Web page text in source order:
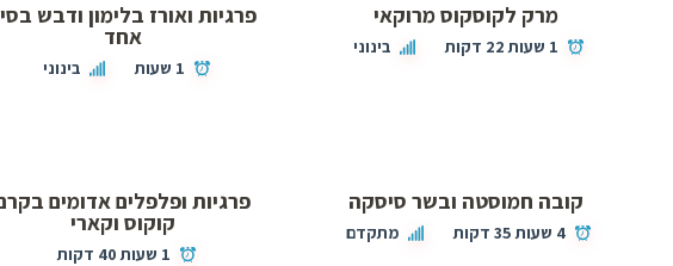
מרק לקוסקוס מרוקאי
1 שעות 22 דקות בינוני
פרגיות ואורז בלימון ודבש
אחד
1 שעות בינוני
קובה חמוסטה ובשר סיסקה
4 שעות 35 דקות מתקדם
פרגיות ופלפלים אדומים
קוקוס וקארי
1 שעות 40 דקות